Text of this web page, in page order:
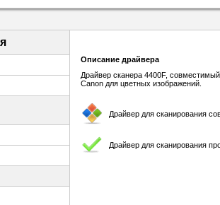
Описание драйвера
Драйвер сканера 4400F,
Canon для цветных изображений.
Драйвер для сканирования
Драйвер для сканирования